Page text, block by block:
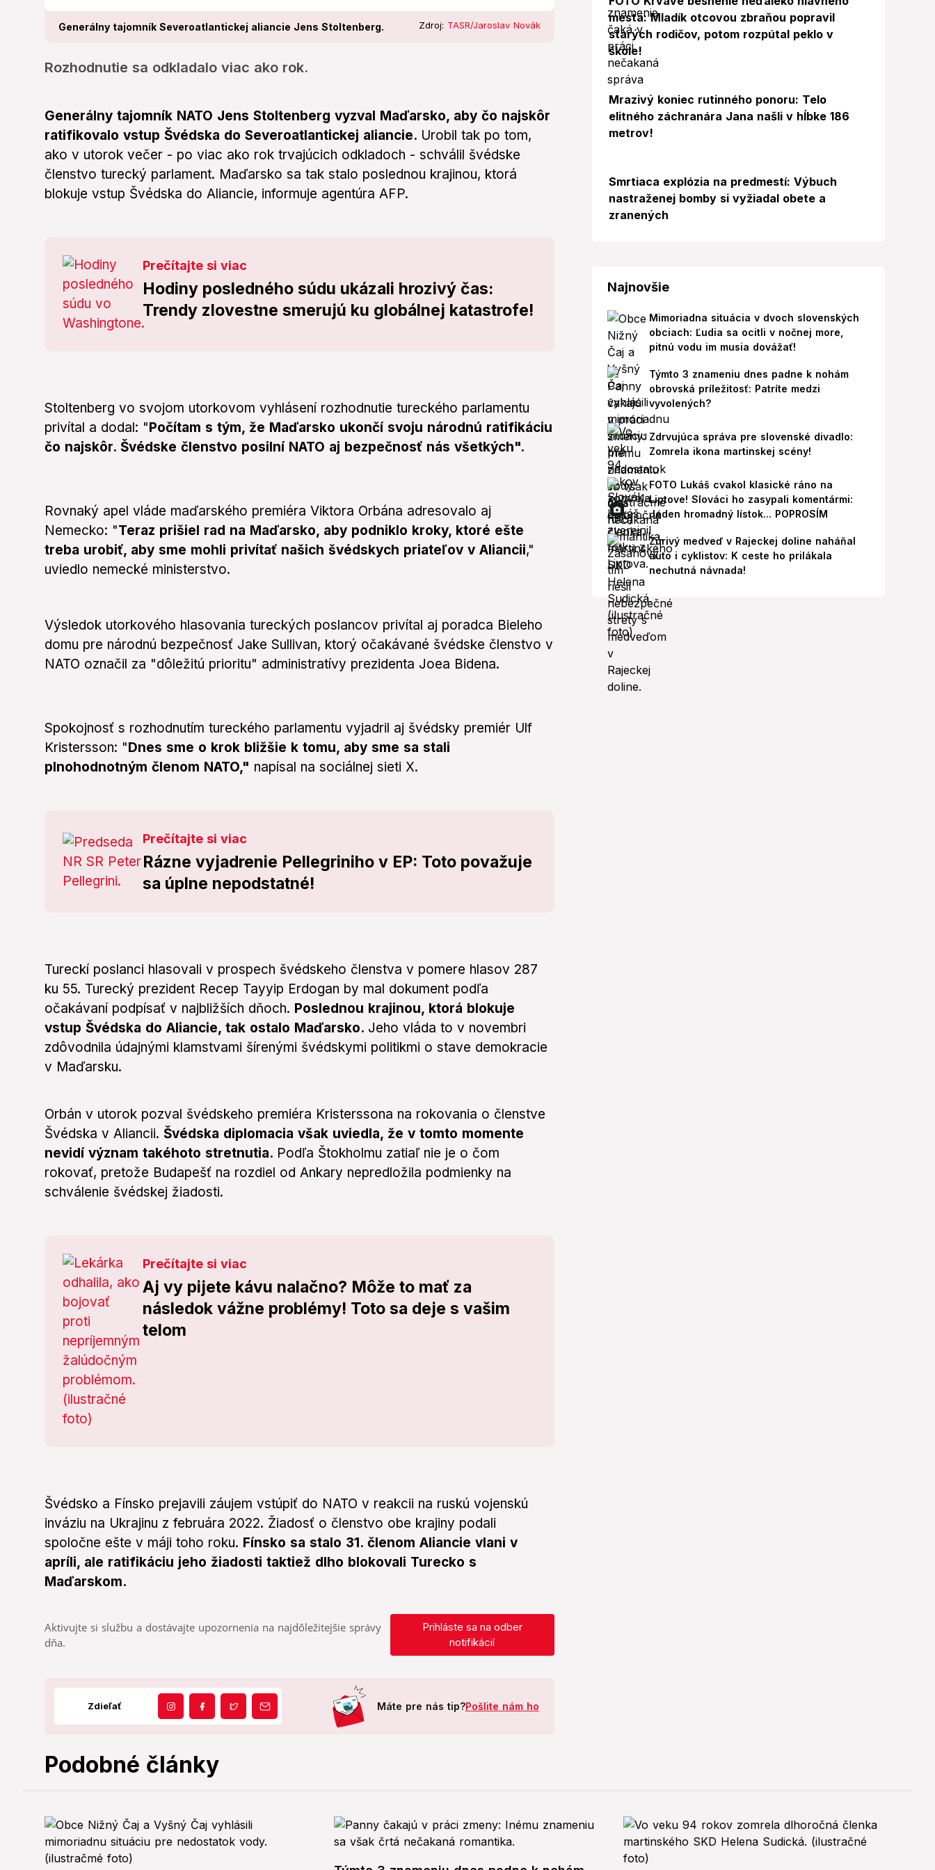
Generálny tajomník Severoatlantickej aliancie Jens Stoltenberg. Zdroj: TASR/Jaroslav Novák
Rozhodnutie sa odkladalo viac ako rok.
Generálny tajomník NATO Jens Stoltenberg vyzval Maďarsko, aby čo najskôr
ratifikovalo vstup Švédska do Severoatlantickej aliancie. Urobil tak po tom,
ako v utorok večer - po viac ako rok trvajúcich odkladoch - schválil švédske
členstvo turecký parlament. Maďarsko sa tak stalo poslednou krajinou, ktorá
blokuje vstup Švédska do Aliancie, informuje agentúra AFP.
Prečítajte si viac
Hodiny posledného súdu ukázali hrozivý čas:
Trendy zlovestne smerujú ku globálnej katastrofe!
Stoltenberg vo svojom utorkovom vyhlásení rozhodnutie tureckého parlamentu
privítal a dodal: "Počítam s tým, že Maďarsko ukončí svoju národnú ratifikáciu
čo najskôr. Švédske členstvo posilní NATO aj bezpečnosť nás všetkých".
Rovnaký apel vláde maďarského premiéra Viktora Orbána adresovalo aj
Nemecko: "Teraz prišiel rad na Maďarsko, aby podniklo kroky, ktoré ešte
treba urobiť, aby sme mohli privítať našich švédskych priateľov v Aliancii,"
uviedlo nemecké ministerstvo.
Výsledok utorkového hlasovania tureckých poslancov privítal aj poradca Bieleho
domu pre národnú bezpečnosť Jake Sullivan, ktorý očakávané švédske členstvo v
NATO označil za "dôležitú prioritu" administratívy prezidenta Joea Bidena.
Spokojnosť s rozhodnutím tureckého parlamentu vyjadril aj švédsky premiér Ulf
Kristersson: "Dnes sme o krok bližšie k tomu, aby sme sa stali
plnohodnotným členom NATO," napísal na sociálnej sieti X.
Prečítajte si viac
Rázne vyjadrenie Pellegriniho v EP: Toto považuje
sa úplne nepodstatné!
Tureckí poslanci hlasovali v prospech švédskeho členstva v pomere hlasov 287
ku 55. Turecký prezident Recep Tayyip Erdogan by mal dokument podľa
očakávaní podpísať v najbližších dňoch. Poslednou krajinou, ktorá blokuje
vstup Švédska do Aliancie, tak ostalo Maďarsko. Jeho vláda to v novembri
zdôvodnila údajnými klamstvami šírenými švédskymi politikmi o stave demokracie
v Maďarsku.
Orbán v utorok pozval švédskeho premiéra Kristerssona na rokovania o členstve
Švédska v Aliancii. Švédska diplomacia však uviedla, že v tomto momente
nevidí význam takéhoto stretnutia. Podľa Štokholmu zatiaľ nie je o čom
rokovať, pretože Budapešť na rozdiel od Ankary nepredložila podmienky na
schválenie švédskej žiadosti.
Prečítajte si viac
Aj vy pijete kávu nalačno? Môže to mať za
následok vážne problémy! Toto sa deje s vašim
telom
Švédsko a Fínsko prejavili záujem vstúpiť do NATO v reakcii na ruskú vojenskú
inváziu na Ukrajinu z februára 2022. Žiadosť o členstvo obe krajiny podali
spoločne ešte v máji toho roku. Fínsko sa stalo 31. členom Aliancie vlani v
apríli, ale ratifikáciu jeho žiadosti taktiež dlho blokovali Turecko s
Maďarskom.
Aktivujte si službu a dostávajte upozornenia na najdôležitejšie správy
dňa.
Prihláste sa na odber
notifikácií
Zdieľať Máte pre nás tip?Pošlite nám ho
mesta: Mladík otcovou zbraňou popravil
starých rodičov, potom rozpútal peklo v
škole!
Mrazivý koniec rutinného ponoru: Telo
elitného záchranára Jana našli v hĺbke 186
metrov!
Smrtiaca explózia na predmestí: Výbuch
nastraženej bomby si vyžiadal obete a
zranených
Najnovšie
Mimoriadna situácia v dvoch slovenských
obciach: Ľudia sa ocitli v nočnej more,
pitnú vodu im musia dovážať!
Týmto 3 znameniu dnes padne k nohám
obrovská príležitosť: Patríte medzi
vyvolených?
Zdrvujúca správa pre slovenské divadlo:
Zomrela ikona martinskej scény!
FOTO Lukáš cvakol klasické ráno na
Liptove! Slováci ho zasypali komentármi:
Jeden hromadný lístok... POPROSÍM
Zúrivý medveď v Rajeckej doline naháňal
auto i cyklistov: K ceste ho prilákala
nechutná návnada!
Podobné články